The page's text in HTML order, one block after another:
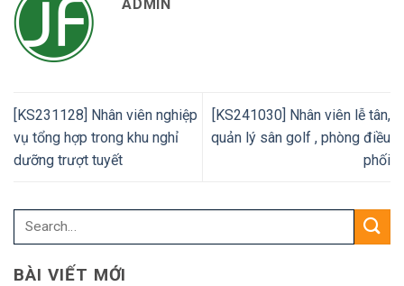
ADMIN
[KS231128] Nhân viên nghiệp
vụ tổng hợp trong khu nghỉ
dưỡng trượt tuyết
[KS241030] Nhân viên lễ tân,
quản lý sân golf , phòng điều
phối
BÀI VIẾT MỚI